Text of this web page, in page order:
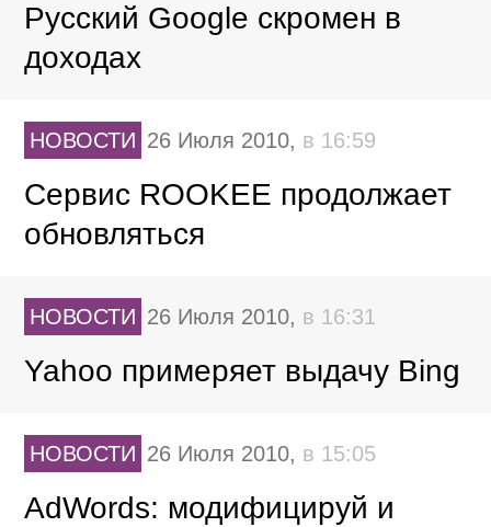
Русский Google скромен в
доходах
НОВОСТИ 26 Июля 2010, в 16:59
Сервис ROOKEE продолжает
обновляться
НОВОСТИ 26 Июля 2010, в 16:31
Yahoo примеряет выдачу Bing
НОВОСТИ 26 Июля 2010, в 15:05
AdWords: модифицируй и